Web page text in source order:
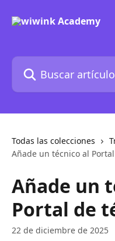
Buscar artículos...
Todas las colecciones
Añade un técnico al
Añade un
Portal de
22 de diciembre de 2025